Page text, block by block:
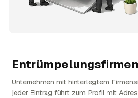
Unternehmen mit hinterlegtem
jeder Eintrag führt zum Profil mit